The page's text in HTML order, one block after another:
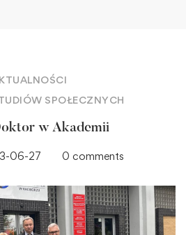
SPOŁECZNYCH
w Akademii
06-27 0 comments